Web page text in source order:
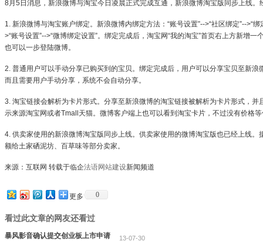
8月5日消息，新浪微博与淘宝今日凌晨正式完成互通，新浪微博淘宝版同步上线
1. 新浪微博与淘宝账户绑定。新浪微博内绑定方法：“账号设置”-->“社区绑定”-->“
>“账号设置”-->“微博绑定设置”。绑定完成后，淘宝网“我的淘宝”首页右上方新增
也可以一步登陆微博。
2. 普通用户可以手动分享已购买到的宝贝。绑定完成后，用户可以分享宝贝至新
而且需要用户手动分享，系统不会自动分享。
3. 淘宝链接会解析为卡片形式。分享至新浪微博的淘宝链接被解析为卡片形式，
示来源淘宝网或者Tmall天猫。微博客户端上也可以看到淘宝卡片，不过没有价格
4. 供卖家使用的新浪微博淘宝版同步上线。供卖家使用的微博淘宝版也已经上线
额给土家硒泥坊、百草味等部分卖家。
来源：互联网 转载于临企法语网站建设新闻频道
更多 0
看过此文章的网友还看过
暴风影音确认提交创业板上市申请 13-07-30